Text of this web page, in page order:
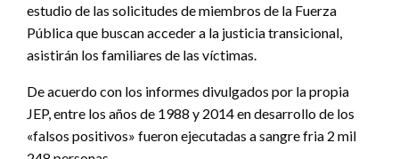
estudio de las solicitudes de miembros de la Fuerza
Pública que buscan acceder a la justicia transicional,
asistirán los familiares de las víctimas.
De acuerdo con los informes divulgados por la propia
JEP, entre los años de 1988 y 2014 en desarrollo de los
«falsos positivos» fueron ejecutadas a sangre fria 2 mil